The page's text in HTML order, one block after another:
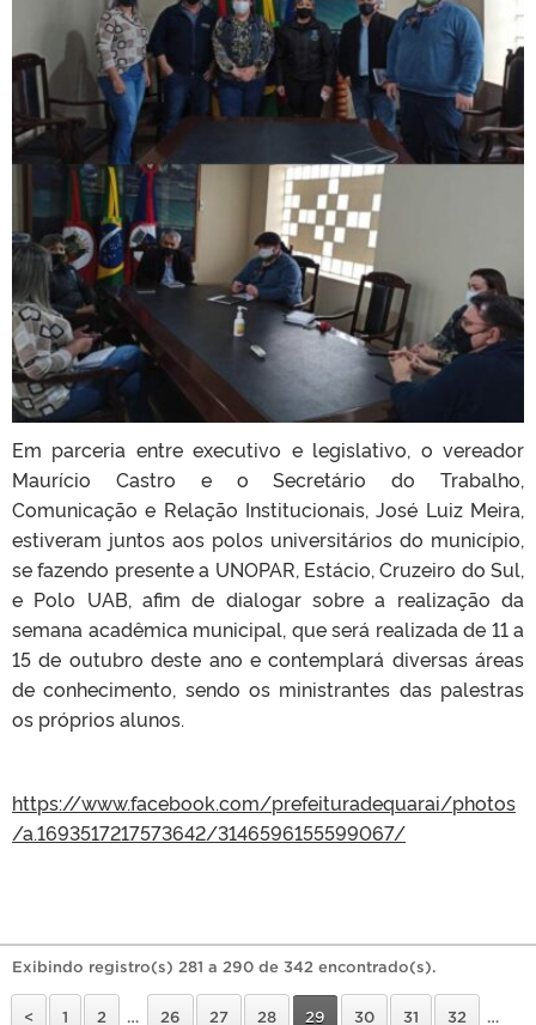
Em parceria entre executivo e legislativo, o vereador
Maurício Castro e o Secretário do Trabalho,
Comunicação e Relação Institucionais, José Luiz Meira,
estiveram juntos aos polos universitários do município,
se fazendo presente a UNOPAR, Estácio, Cruzeiro do Sul,
e Polo UAB, afim de dialogar sobre a realização da
semana acadêmica municipal, que será realizada de 11 a
15 de outubro deste ano e contemplará diversas áreas
de conhecimento, sendo os ministrantes das palestras
os próprios alunos.
https://www.facebook.com/prefeituradequarai/photos
/a.1693517217573642/3146596155599067/
Exibindo registro(s) 281 a 290 de 342 encontrado(s).
< 1 2 … 26 27 28 29 30 31 32 …